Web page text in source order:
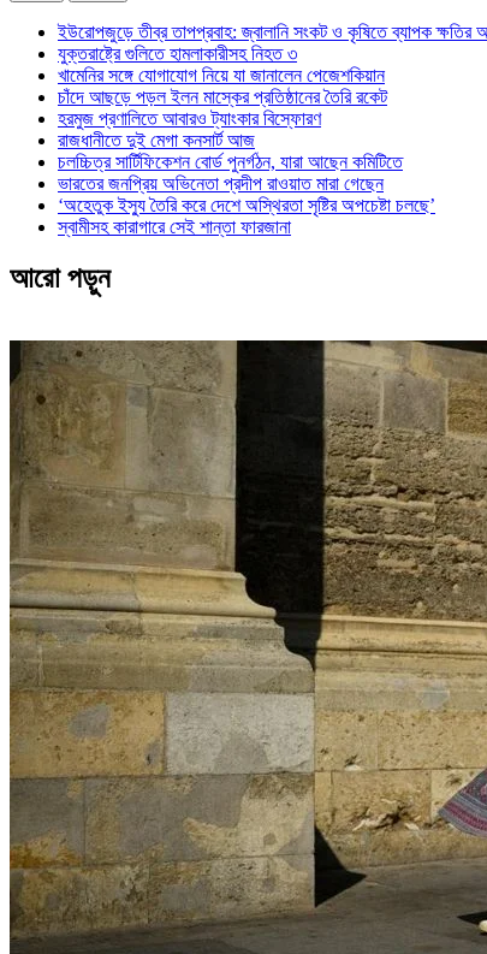
ইউরোপজুড়ে তীব্র তাপপ্রবাহ: জ্বালানি সংকট ও কৃষিতে ব্যাপক ক্ষতির
যুক্তরাষ্ট্রে গুলিতে হামলাকারীসহ নিহত ৩
খামেনির সঙ্গে যোগাযোগ নিয়ে যা জানালেন পেজেশকিয়ান
চাঁদে আছড়ে পড়ল ইলন মাস্কের প্রতিষ্ঠানের তৈরি রকেট
হরমুজ প্রণালিতে আবারও ট্যাংকার বিস্ফোরণ
রাজধানীতে দুই মেগা কনসার্ট আজ
চলচ্চিত্র সার্টিফিকেশন বোর্ড পুনর্গঠন, যারা আছেন কমিটিতে
ভারতের জনপ্রিয় অভিনেতা প্রদীপ রাওয়াত মারা গেছেন
‘অহেতুক ইস্যু তৈরি করে দেশে অস্থিরতা সৃষ্টির অপচেষ্টা চলছে’
স্বামীসহ কারাগারে সেই শান্তা ফারজানা
আরো পড়ুন